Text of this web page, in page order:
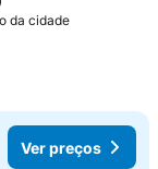
da cidade
Ver preços